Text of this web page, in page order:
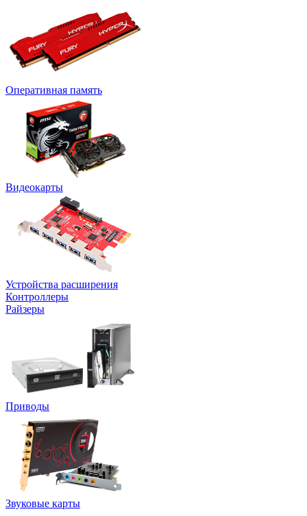
Оперативная память
Видеокарты
Устройства расширения
Контроллеры
Райзеры
Приводы
Звуковые карты